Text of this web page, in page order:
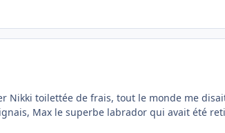
Nikki toilettée de frais, tout le monde me
Max le superbe labrador qui avait été